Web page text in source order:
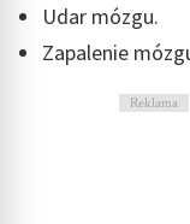
Udar mózgu.
Zapalenie
Reklama
Rozumienie
kombinacji danych
Rozwój i ulepszanie